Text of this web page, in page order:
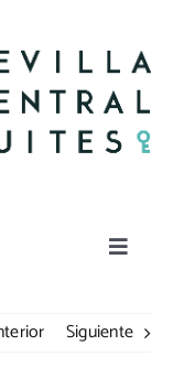
Toggle
Siguiente